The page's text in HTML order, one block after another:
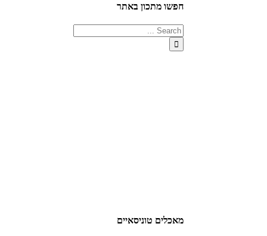
חפשו מתכון באתר
מאכלים טוניסאיים